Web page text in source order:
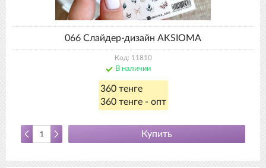
066 Слайдер-дизайн AKSIOMA
Код: 11810
В наличии
360 тенге
360 тенге - опт
Купить